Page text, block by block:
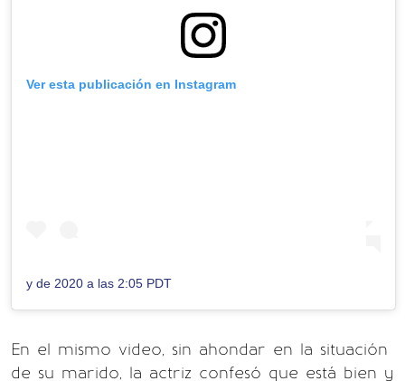
Ver esta publicación en Instagram
y de 2020 a las 2:05 PDT
En el mismo video, sin ahondar en la situación
de su marido, la actriz confesó que está bien y